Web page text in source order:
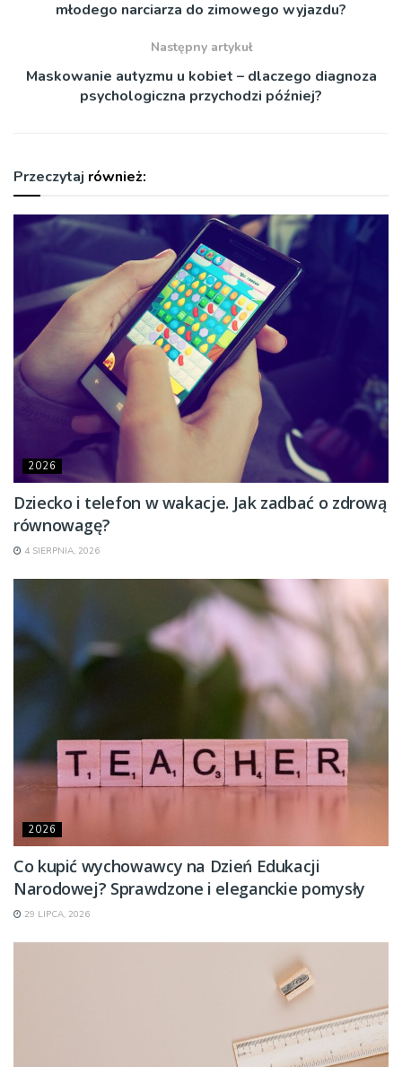
młodego narciarza do zimowego wyjazdu?
Następny artykuł
Maskowanie autyzmu u kobiet – dlaczego diagnoza
psychologiczna przychodzi później?
Przeczytaj również:
2026
Dziecko i telefon w wakacje. Jak zadbać o zdrową
równowagę?
4 SIERPNIA, 2026
2026
Co kupić wychowawcy na Dzień Edukacji
Narodowej? Sprawdzone i eleganckie pomysły
29 LIPCA, 2026